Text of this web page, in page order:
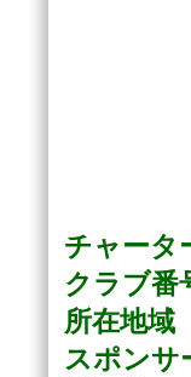
チャータ
クラブ番
所在地域
スポン